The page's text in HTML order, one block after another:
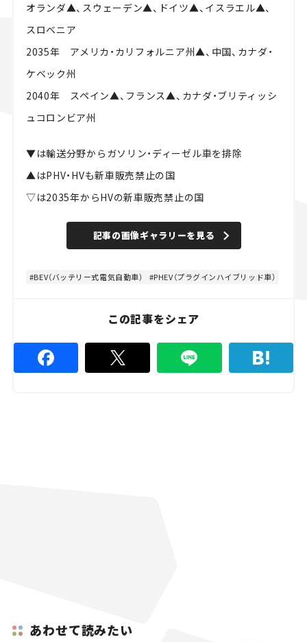
オランダ▲、スウェーデン▲、ドイツ▲、イスラエル▲、
スロベニア
2035年 アメリカ・カリフォルニア州▲、中国、カナダ・
ケベック州
2040年 スペイン▲、フランス▲、カナダ・ブリティッシ
ュコロンビア州
▼は輸送分野からガソリン・ディーゼル車を排除
▲はPHV・HVも新車販売禁止の国
▽は2035年からHVの新車販売禁止の国
記事の画像ギャラリーを見る
BEV（バッテリー式電気自動車） PHEV（プラグインハイブリッド車）
この記事をシェア
あわせて読みたい